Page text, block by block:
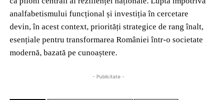
analfabetismului funcțional și investiția în cercetare
devin, în acest context, priorități strategice de rang înalt,
esențiale pentru transformarea României într-o societate
modernă, bazată pe cunoaștere.
- Publicitate -